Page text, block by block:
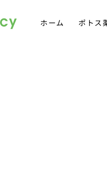
ホーム ポトス